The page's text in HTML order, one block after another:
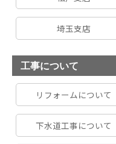
埼玉支店
工事について
リフォームについて
下水道工事について